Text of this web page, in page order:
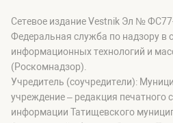
Сетевое издание Vestnik Эл №
Федеральная служба по надзору в
информационных технологий и
(Роскомнадзор).
Учредитель (соучредители):
учреждение – редакция печатного
информации Татищевского